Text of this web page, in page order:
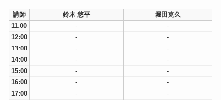
講師 鈴木 悠平
堀田克久
11:00
-
-
12:00
-
-
13:00
-
-
14:00
-
-
15:00
-
-
16:00
-
-
17:00
-
-